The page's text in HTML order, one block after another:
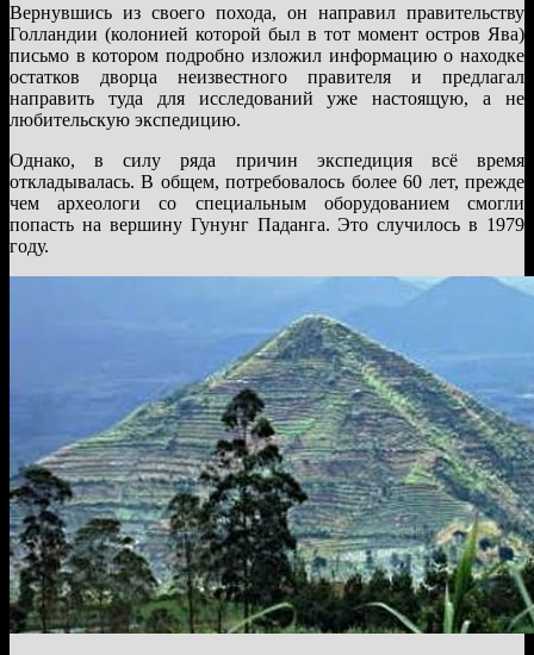
Вернувшись из своего похода, он направил правительству
Голландии (колонией которой был в тот момент остров Ява)
письмо в котором подробно изложил информацию о находке
остатков дворца неизвестного правителя и предлагал
направить туда для исследований уже настоящую, а не
любительскую экспедицию.
Однако, в силу ряда причин экспедиция всё время
откладывалась. В общем, потребовалось более 60 лет, прежде
чем археологи со специальным оборудованием смогли
попасть на вершину Гунунг Паданга. Это случилось в 1979
году.